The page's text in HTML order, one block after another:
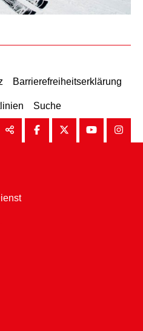
Barrierefreiheitserklärung
Suche